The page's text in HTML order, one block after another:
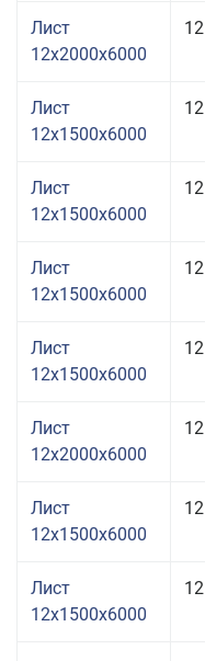
Лист
12x2000x6000
12
Лист
12x1500x6000
12
Лист
12x1500x6000
12
Лист
12x1500x6000
12
Лист
12x1500x6000
12
Лист
12x2000x6000
12
Лист
12x1500x6000
12
Лист
12x1500x6000
12